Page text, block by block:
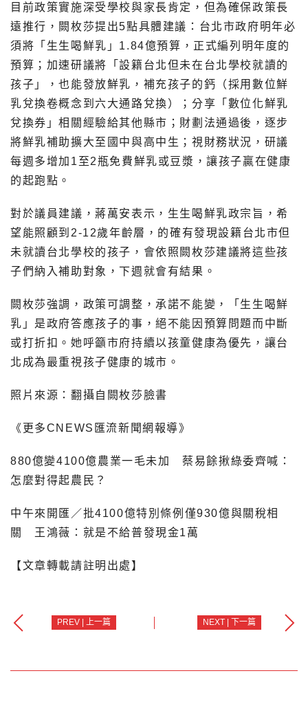
目前政策實施深受學校與家長肯定，但為確保政策長
遠推行，闕枚莎提出5點具體建議：台北市政府明年必
須將「生生喝鮮乳」1.84億預算，正式編列明年度的
預算；加速研議將「設籍台北但未在台北學校就讀的
孩子」，也能發放鮮乳，補充孩子的鈣（採用數位鮮
乳兌換卷概念到六大通路兌換）；分享「數位化鮮乳
兌換券」相關經驗給其他縣市；財劃法通過後，逐步
將鮮乳補助擴大至國中與高中生；視財務狀況，研議
每週多增加1至2瓶免費鮮乳或豆漿，讓孩子贏在健康
的起跑點。
對於議員建議，蔣萬安表示，生生喝鮮乳政宗旨，希
望能照顧到2-12歲年齡層，的確有發現設籍台北市但
未就讀台北學校的孩子，會依照闕枚莎建議將這些孩
子們納入補助對象，下週就會有結果。
闕枚莎強調，政策可調整，承諾不能變，「生生喝鮮
乳」是政府答應孩子的事，絕不能因預算問題而中斷
或打折扣。她呼籲市府持續以孩童健康為優先，讓台
北成為最重視孩子健康的城市。
照片來源：翻攝自闕枚莎臉書
《更多CNEWS匯流新聞網報導》
880億變4100億農業一毛未加 蔡易餘揪綠委齊喊：
怎麼對得起農民？
中午來開匯／批4100億特別條例僅930億與關稅相
關 王鴻薇：就是不給普發現金1萬
【文章轉載請註明出處】
PREV | 上一篇 NEXT | 下一篇